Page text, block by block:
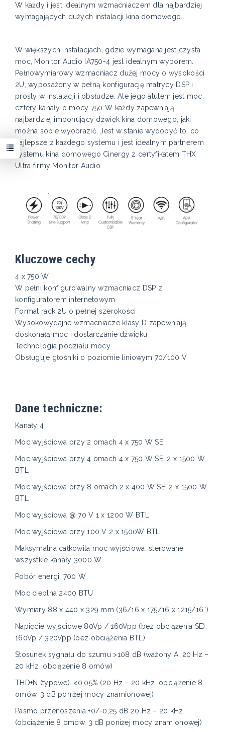
W każdy i jest idealnym wzmacniaczem dla najbardziej
wymagających dużych instalacji kina domowego.
W większych instalacjach, gdzie wymagana jest czysta
moc, Monitor Audio IA750-4 jest idealnym wyborem.
Pełnowymiarowy wzmacniacz dużej mocy o wysokości
2U, wyposażony w pełną konfigurację matrycy DSP i
prosty w instalacji i obsłudze. Ale jego atutem jest moc:
cztery kanały o mocy 750 W każdy zapewniają
najbardziej imponujący dźwięk kina domowego, jaki
można sobie wyobrazić. Jest w stanie wydobyć to, co
najlepsze z każdego systemu i jest idealnym partnerem
systemu kina domowego Cinergy z certyfikatem THX
Ultra firmy Monitor Audio.
Kluczowe cechy
4 x 750 W
W pełni konfigurowalny wzmacniacz DSP z
konfiguratorem internetowym
Format rack 2U o pełnej szerokości
Wysokowydajne wzmacniacze klasy D zapewniają
doskonałą moc i dostarczanie dźwięku
Technologia podziału mocy
Obsługuje głośniki o poziomie liniowym 70/100 V
Dane techniczne:
Kanały 4
Moc wyjściowa przy 2 omach 4 x 750 W SE
Moc wyjściowa przy 4 omach 4 x 750 W SE, 2 x 1500 W
BTL
Moc wyjściowa przy 8 omach 2 x 400 W SE, 2 x 1500 W
BTL
Moc wyjściowa @ 70 V 1 x 1200 W BTL
Moc wyjściowa przy 100 V 2 x 1500W BTL
Maksymalna całkowita moc wyjściowa, sterowane
wszystkie kanały 3000 W
Pobór energii 700 W
Moc cieplna 2400 BTU
Wymiary 88 x 440 x 329 mm (36/16 x 175/16 x 1215/16”)
Napięcie wyjściowe 80Vp / 160Vpp (bez obciążenia SE),
160Vp / 320Vpp (bez obciążenia BTL)
Stosunek sygnału do szumu >108 dB (ważony A, 20 Hz –
20 kHz, obciążenie 8 omów)
THD+N (typowe). <0,05% (20 Hz – 20 kHz, obciążenie 8
omów, 3 dB poniżej mocy znamionowej)​
Pasmo przenoszenia +0/-0,25 dB 20 Hz – 20 kHz
(obciążenie 8 omów, 3 dB poniżej mocy znamionowej)